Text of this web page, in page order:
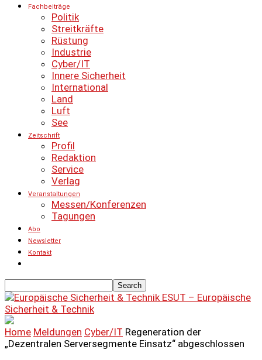
Fachbeiträge
Politik
Streitkräfte
Rüstung
Industrie
Cyber/IT
Innere Sicherheit
International
Land
Luft
See
Zeitschrift
Profil
Redaktion
Service
Verlag
Veranstaltungen
Messen/Konferenzen
Tagungen
Abo
Newsletter
Kontakt
ESUT – Europäische
Sicherheit & Technik
Home Meldungen Cyber/IT Regeneration der
„Dezentralen Serversegmente Einsatz“ abgeschlossen